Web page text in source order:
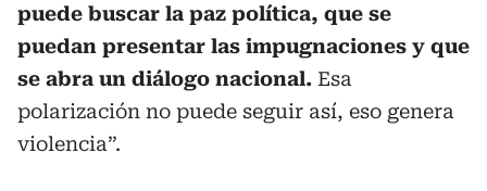
puede buscar la paz política, que se
puedan presentar las impugnaciones y que
se abra un diálogo nacional. Esa
polarización no puede seguir así, eso genera
violencia”.